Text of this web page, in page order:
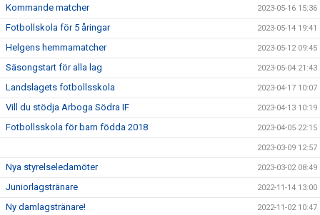
Kommande matcher 2023-05-16 15:36
Fotbollskola för 5 åringar 2023-05-14 19:41
Helgens hemmamatcher 2023-05-12 09:45
Säsongstart för alla lag 2023-05-04 21:43
Landslagets fotbollsskola 2023-04-17 10:07
Vill du stödja Arboga Södra IF 2023-04-13 10:19
Fotbollsskola för barn födda 2018 2023-04-05 22:15
2023-03-09 12:57
Nya styrelseledamöter 2023-03-02 08:49
Juniorlagstränare 2022-11-14 13:00
Ny damlagstränare! 2022-11-02 10:47